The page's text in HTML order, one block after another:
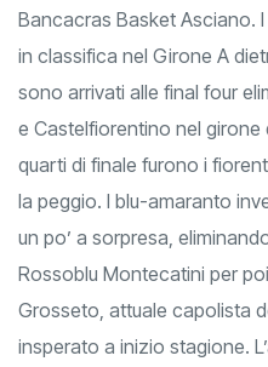
Bancacras Basket Asciano.
in classifica nel Girone A
sono arrivati alle final four
e Castelfiorentino nel girone
quarti di finale furono i
la peggio. I blu-amaranto
un po’ a sorpresa,
Rossoblu Montecatini per
Grosseto, attuale capolista
insperato a inizio stagione.